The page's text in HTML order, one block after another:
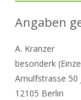
Angaben
A. Kranzer
besonderk
Arnulfstrasse 50
12105 Berlin